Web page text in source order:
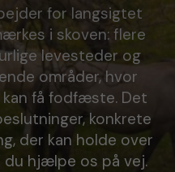
for langsigtet
i skoven: flere
levesteder og
områder, hvor
få fodfæste. Det
konkrete
der kan holde over
du hjælpe os på vej.